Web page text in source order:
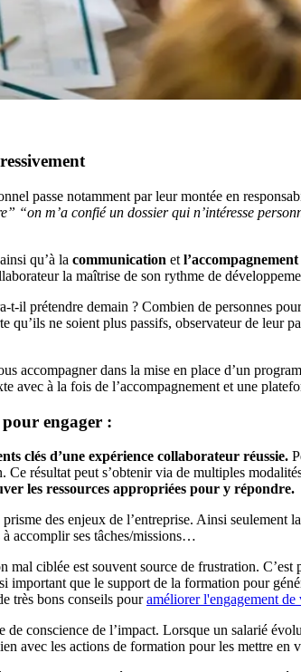
passe notamment par leur montée en
“on m’a confié un dossier qui n’intéresse
ainsi qu’à la communication et l’accompagnement
la maîtrise de son rythme de
il prétendre demain ? Combien de personnes
qu’ils ne soient plus passifs, observateur de
accompagner dans la mise en place d’un
avec à la fois de l’accompagnement et une
engager :
clés d’une expérience collaborateur réussie.
résultat peut s’obtenir via de multiples
les ressources appropriées pour y répondre.
des enjeux de l’entreprise. Ainsi
accomplir ses tâches/missions…
ciblée est souvent source de frustration.
important que le support de la formation pour
très bons conseils pouraméliorer l'engagement
de conscience de l’impact. Lorsque un salarié
avec les actions de formation pour les mettre en